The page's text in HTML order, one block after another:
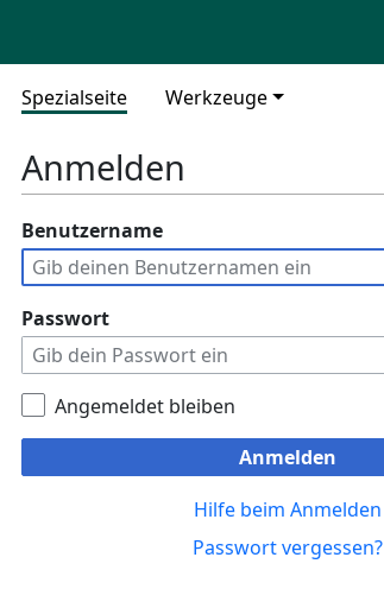
Spezialseite Werkzeuge
Anmelden
Benutzername
Passwort
Angemeldet bleiben
Anmelden
Hilfe beim Anmelden
Passwort vergessen?